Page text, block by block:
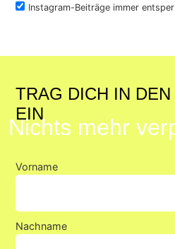
Instagram-Beiträge immer
TRAG DICH IN
EIN
Nichts mehr
Vorname
Nachname